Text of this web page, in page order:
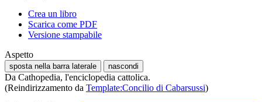
Crea un libro
Scarica come PDF
Versione stampabile
Aspetto
sposta nella barra laterale nascondi
Da Cathopedia, l'enciclopedia cattolica.
(Reindirizzamento da Template:Concilio di Cabarsussi)